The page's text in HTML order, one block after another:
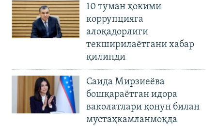
10 туман ҳокими
коррупцияга
алоқадорлиги
текширилаётгани хабар
қилинди
Саида Мирзиеёва
бошқараётган идора
ваколатлари қонун билан
мустаҳкамланмоқда